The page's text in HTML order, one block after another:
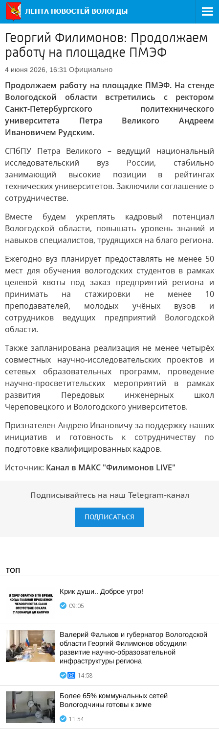
Георгий Филимонов: Продолжаем
работу на площадке ПМЭФ
4 июня 2026, 16:31 Официально
Продолжаем работу на площадке ПМЭФ. На стенде
Вологодской области встретились с ректором
Санкт-Петербургского политехнического
университета Петра Великого Андреем
Ивановичем Рудским.
СПбПУ Петра Великого – ведущий национальный
исследовательский вуз России, стабильно
занимающий высокие позиции в рейтингах
технических университетов. Заключили соглашение о
сотрудничестве.
Вместе будем укреплять кадровый потенциал
Вологодской области, повышать уровень знаний и
навыков специалистов, трудящихся на благо региона.
Ежегодно вуз планирует предоставлять не менее 50
мест для обучения вологодских студентов в рамках
целевой квоты под заказ предприятий региона и
принимать на стажировки не менее 10
преподавателей, молодых учёных вузов и
сотрудников ведущих предприятий Вологодской
области.
Также запланирована реализация не менее четырёх
совместных научно-исследовательских проектов и
сетевых образовательных программ, проведение
научно-просветительских мероприятий в рамках
развития Передовых инженерных школ
Череповецкого и Вологодского университетов.
Признателен Андрею Ивановичу за поддержку наших
инициатив и готовность к сотрудничеству по
подготовке квалифицированных кадров.
Источник: Канал в МАКС "Филимонов LIVE"
Подписывайтесь на наш Telegram-канал
ПОДПИСАТЬСЯ
ТОП
Крик души.. Доброе утро!
09:05
Валерий Фальков и губернатор Вологодской
области Георгий Филимонов обсудили
развитие научно-образовательной
инфраструктуры региона
14:58
Более 65% коммунальных сетей
Вологодчины готовы к зиме
11:54